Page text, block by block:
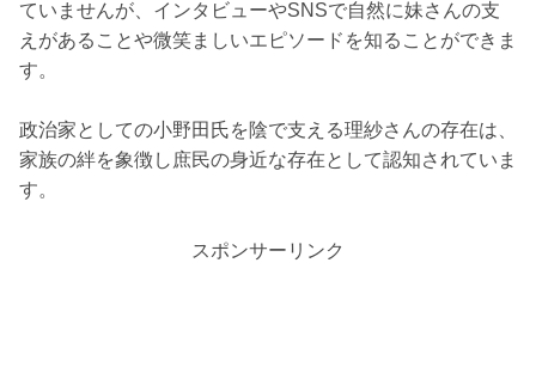
ていませんが、インタビューやSNSで自然に妹さんの支
えがあることや微笑ましいエピソードを知ることができま
す。
政治家としての小野田氏を陰で支える理紗さんの存在は、
家族の絆を象徴し庶民の身近な存在として認知されていま
す。
スポンサーリンク